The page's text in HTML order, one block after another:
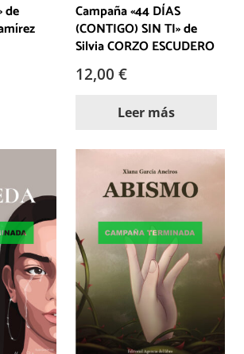
de
Campaña «44 DÍAS
(CONTIGO) SIN TI» de
Silvia CORZO ESCUDERO
12,00 €
Leer más